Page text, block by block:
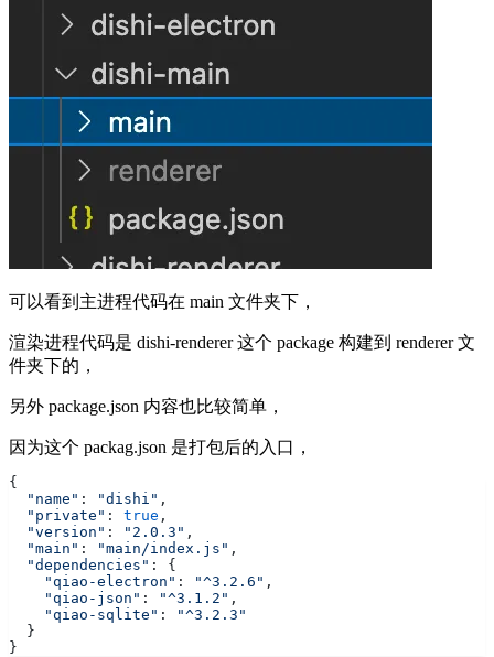
可以看到主进程代码在 main 文件夹下，
渲染进程代码是 dishi-renderer 这个 package 构建到 renderer 文
件夹下的，
另外 package.json 内容也比较简单，
因为这个 packag.json 是打包后的入口，
{
  "name"
: "dishi" ,
  "private"
: true ,
  "version"
: "2.0.3" ,
  "main"
: "main/index.js" ,
  "dependencies"
: {
    "qiao-electron"
: "^3.2.6" ,
    "qiao-json"
: "^3.1.2" ,
    "qiao-sqlite"
:
"^3.2.3"
  }
}